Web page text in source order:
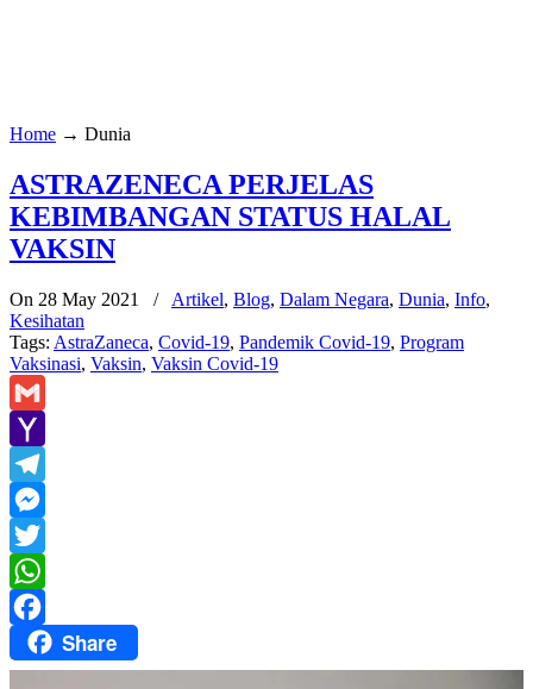
Home → Dunia
ASTRAZENECA PERJELAS
KEBIMBANGAN STATUS HALAL
VAKSIN
On 28 May 2021 / Artikel, Blog, Dalam Negara, Dunia, Info,
Kesihatan
Tags: AstraZaneca, Covid-19, Pandemik Covid-19, Program
Vaksinasi, Vaksin, Vaksin Covid-19
Gmail
Yahoo
Mail
Telegram
Messenger
Twitter
WhatsApp
FacebookShare